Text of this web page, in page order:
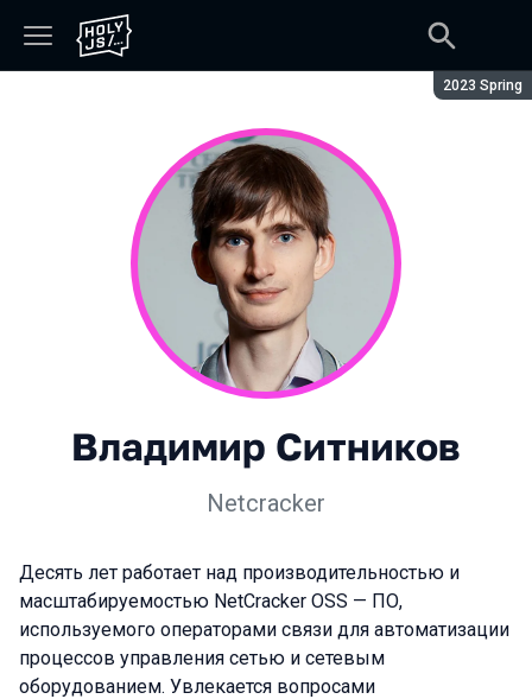
Сезон:
2023 Spring
Владимир Ситников
Netcracker
Десять лет работает над производительностью и
масштабируемостью NetCracker OSS — ПО,
используемого операторами связи для автоматизации
процессов управления сетью и сетевым
оборудованием. Увлекается вопросами